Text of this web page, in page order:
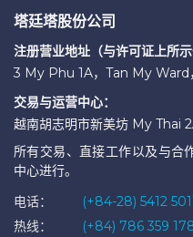
塔廷塔股份公司
注册营业地址（与许可证上所示
3 My Phu 1A，Tan My Ward
交易与运营中心：
越南胡志明市新美坊 My Thai
所有交易、直接工作以及与合
中心进行。
电话：
(+84-28) 5412
热线：
(+84) 786 359